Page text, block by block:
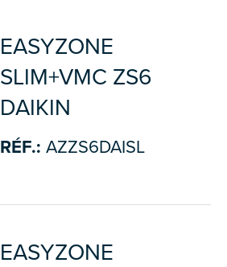
EASYZONE
SLIM+VMC ZS6
DAIKIN
RÉF.: AZZS6DAISL
EASYZONE